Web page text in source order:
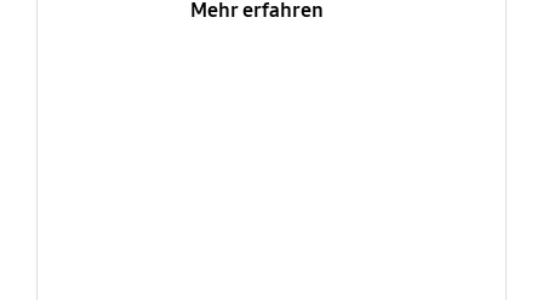
Mehr erfahren